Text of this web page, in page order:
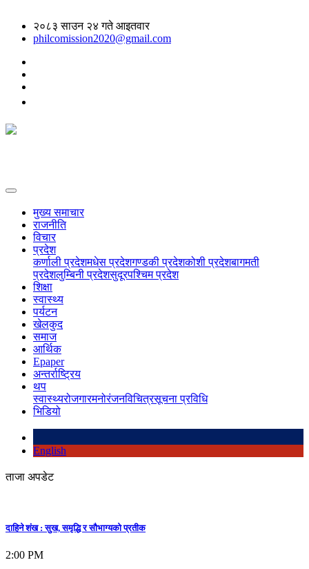
२०८३ साउन २४ गते आइतवार
philcomission2020@gmail.com
मुख्य समाचार
राजनीति
विचार
प्रदेश
कर्णाली प्रदेशमधेस प्रदेशगण्डकी प्रदेशकोशी प्रदेशबागमती
प्रदेशलुम्बिनी प्रदेशसुदूरपश्चिम प्रदेश
शिक्षा
स्वास्थ्य
पर्यटन
खेलकुद
समाज
आर्थिक
Epaper
अन्तर्राष्ट्रिय
थप
स्वास्थ्यरोजगारमनोरंजनविचित्रसूचना प्रविधि
भिडियो
English
ताजा अपडेट
दाहिने शंख : सुख, समृद्धि र सौभाग्यको प्रतीक
2:00 PM